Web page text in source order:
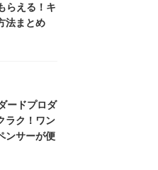
らえる！キ
法まとめ
ードプロダ
ラク！ワン
ンサーが便